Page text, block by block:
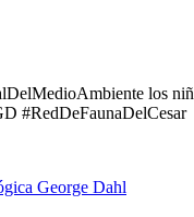
los
#RedDeFaunaDelCesar